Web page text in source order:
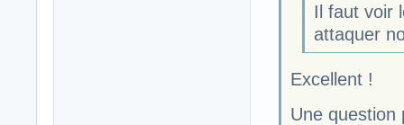
Il faut voir
attaquer
Excellent !
Une question